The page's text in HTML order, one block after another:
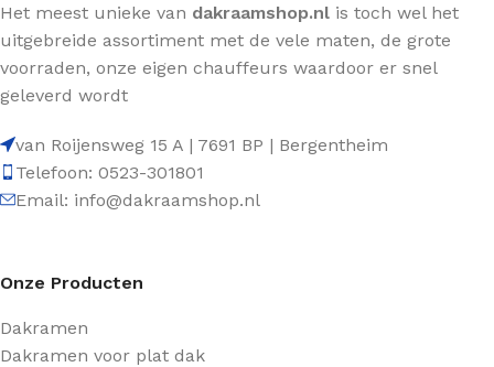
Het meest unieke van dakraamshop.nl is toch wel het
uitgebreide assortiment met de vele maten, de grote
voorraden, onze eigen chauffeurs waardoor er snel
geleverd wordt
van Roijensweg 15 A | 7691 BP | Bergentheim
Telefoon: 0523-301801
Email: info@dakraamshop.nl
Onze Producten
Dakramen
Dakramen voor plat dak